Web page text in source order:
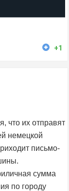
+1
что их отправят
немецкой
письмо-
сумма
по городу